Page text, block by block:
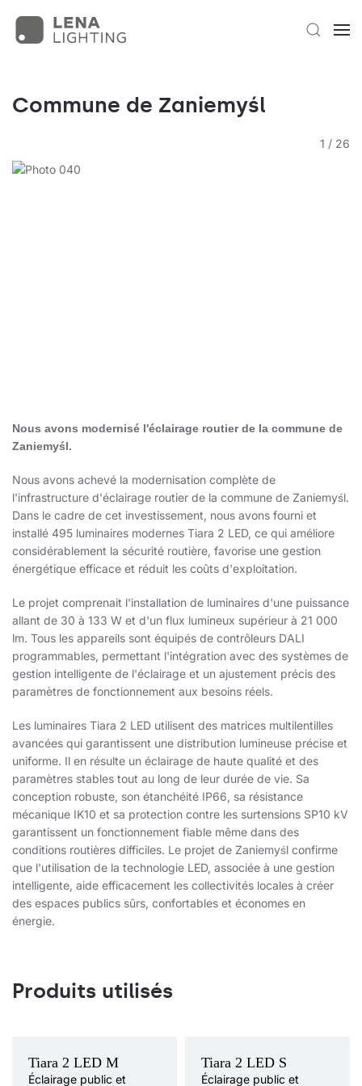
Commune de Zaniemyśl
1 / 26
Nous avons modernisé l'éclairage routier de la commune de
Zaniemyśl.
Nous avons achevé la modernisation complète de
l'infrastructure d'éclairage routier de la commune de Zaniemyśl.
Dans le cadre de cet investissement, nous avons fourni et
installé 495 luminaires modernes Tiara 2 LED, ce qui améliore
considérablement la sécurité routière, favorise une gestion
énergétique efficace et réduit les coûts d'exploitation.
Le projet comprenait l'installation de luminaires d'une puissance
allant de 30 à 133 W et d'un flux lumineux supérieur à 21 000
lm. Tous les appareils sont équipés de contrôleurs DALI
programmables, permettant l'intégration avec des systèmes de
gestion intelligente de l'éclairage et un ajustement précis des
paramètres de fonctionnement aux besoins réels.
Les luminaires Tiara 2 LED utilisent des matrices multilentilles
avancées qui garantissent une distribution lumineuse précise et
uniforme. Il en résulte un éclairage de haute qualité et des
paramètres stables tout au long de leur durée de vie. Sa
conception robuste, son étanchéité IP66, sa résistance
mécanique IK10 et sa protection contre les surtensions SP10 kV
garantissent un fonctionnement fiable même dans des
conditions routières difficiles. Le projet de Zaniemyśl confirme
que l'utilisation de la technologie LED, associée à une gestion
intelligente, aide efficacement les collectivités locales à créer
des espaces publics sûrs, confortables et économes en
énergie.
Produits utilisés
Tiara 2 LED M
Éclairage public et
couleur
Méthode de montage
entrée
Tiara 2 LED S
Éclairage public et
couleur
Méthode de montage
entrée